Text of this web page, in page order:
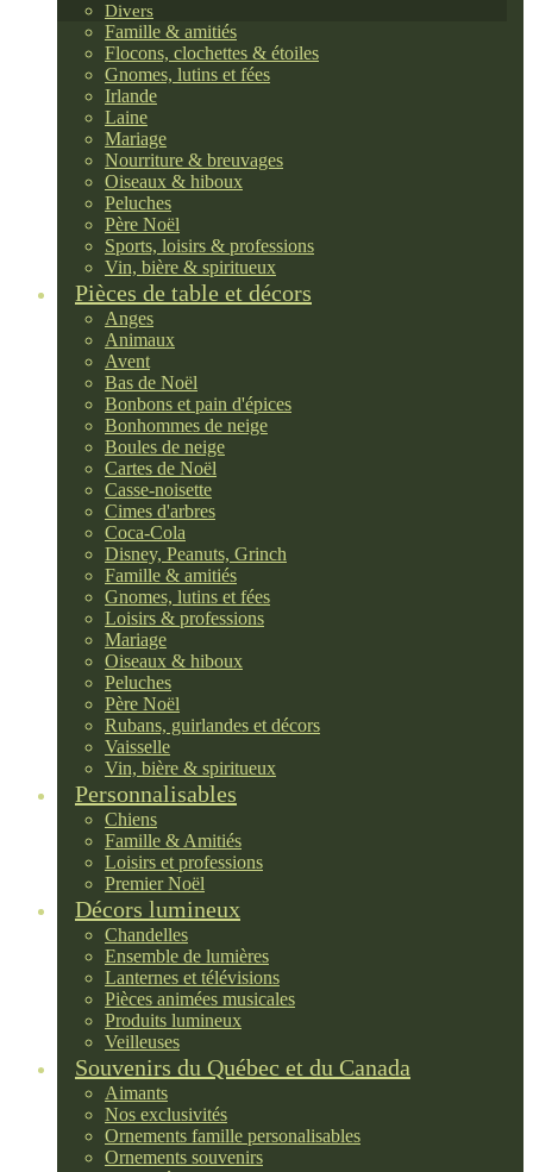
Divers
Famille & amitiés
Flocons, clochettes & étoiles
Gnomes, lutins et fées
Irlande
Laine
Mariage
Nourriture & breuvages
Oiseaux & hiboux
Peluches
Père Noël
Sports, loisirs & professions
Vin, bière & spiritueux
Pièces de table et décors
Anges
Animaux
Avent
Bas de Noël
Bonbons et pain d'épices
Bonhommes de neige
Boules de neige
Cartes de Noël
Casse-noisette
Cimes d'arbres
Coca-Cola
Disney, Peanuts, Grinch
Famille & amitiés
Gnomes, lutins et fées
Loisirs & professions
Mariage
Oiseaux & hiboux
Peluches
Père Noël
Rubans, guirlandes et décors
Vaisselle
Vin, bière & spiritueux
Personnalisables
Chiens
Famille & Amitiés
Loisirs et professions
Premier Noël
Décors lumineux
Chandelles
Ensemble de lumières
Lanternes et télévisions
Pièces animées musicales
Produits lumineux
Veilleuses
Souvenirs du Québec et du Canada
Aimants
Nos exclusivités
Ornements famille personalisables
Ornements souvenirs